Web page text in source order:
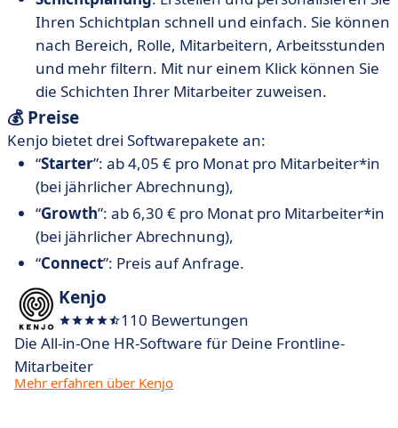
Ihren Schichtplan schnell und einfach. Sie können
nach Bereich, Rolle, Mitarbeitern, Arbeitsstunden
und mehr filtern. Mit nur einem Klick können Sie
die Schichten Ihrer Mitarbeiter zuweisen.
💰 Preise
Kenjo bietet drei Softwarepakete an:
“Starter”: ab 4,05 € pro Monat pro Mitarbeiter*in
(bei jährlicher Abrechnung),
“Growth”: ab 6,30 € pro Monat pro Mitarbeiter*in
(bei jährlicher Abrechnung),
“Connect”: Preis auf Anfrage.
Kenjo
110 Bewertungen
Die All-in-One HR-Software für Deine Frontline-
Mitarbeiter
Mehr erfahren über Kenjo